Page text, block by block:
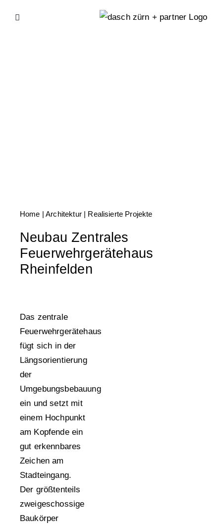
Home | Architektur | Realisierte Projekte
Neubau Zentrales
Feuerwehrgerätehaus
Rheinfelden
Das zentrale
Feuerwehrgerätehaus
fügt sich in der
Längsorientierung
der
Umgebungsbebauung
ein und setzt mit
einem Hochpunkt
am Kopfende ein
gut erkennbares
Zeichen am
Stadteingang.
Der größtenteils
zweigeschossige
Baukörper